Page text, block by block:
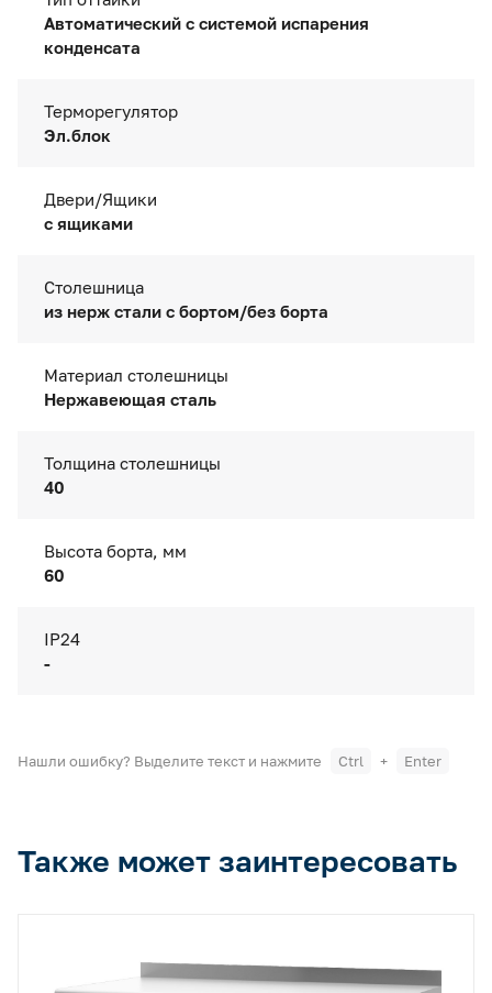
Автоматический с системой испарения
конденсата
Терморегулятор
Эл.блок
Двери/Ящики
с ящиками
Столешница
из нерж стали с бортом/без борта
Материал столешницы
Нержавеющая сталь
Толщина столешницы
40
Высота борта, мм
60
IP24
-
Нашли ошибку? Выделите текст и нажмите Ctrl + Enter
Также может заинтересовать